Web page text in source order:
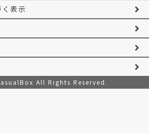
表示
All Rights Reserved.